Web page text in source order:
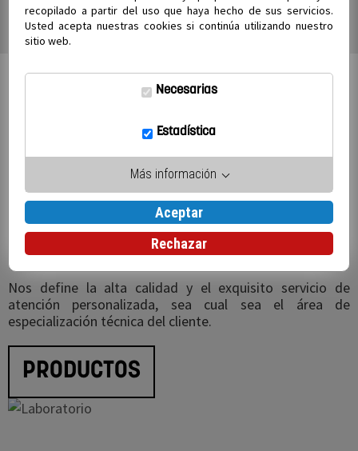
Trabajamos con las mejores
marcas
Ofrecemos una extensa variedad de productos para la
instrumentación de laboratorios, equipos científicos,
reactivos para todo tipo de necesidades científicas,
mobiliario técnico e instrumentación agrícola.
Nos define la alta calidad y el exquisito servicio de
atención personalizada, sea cual sea el área de
especialización técnica del cliente.
PRODUCTOS
recopilado a partir del uso que haya hecho de sus servicios.
Usted acepta nuestras cookies si continúa utilizando nuestro
sitio web.
Necesarias
Estadística
Más información
Aceptar
Rechazar